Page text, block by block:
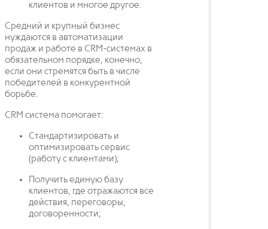
клиентов и многое другое.
Средний и крупный бизнес
нуждаются в автоматизации
продаж и работе в CRM-системах в
обязательном порядке, конечно,
если они стремятся быть в числе
победителей в конкурентной
борьбе.
CRM система помогает:
Стандартизировать и
оптимизировать сервис
(работу с клиентами);
Получить единую базу
клиентов, где отражаются все
действия, переговоры,
договоренности;